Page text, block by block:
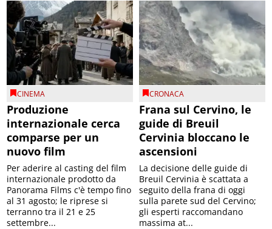
CINEMA
Produzione
internazionale cerca
comparse per un
nuovo film
Per aderire al casting del film
internazionale prodotto da
Panorama Films c'è tempo fino
al 31 agosto; le riprese si
terranno tra il 21 e 25
settembre...
CRONACA
Frana sul Cervino, le
guide di Breuil
Cervinia bloccano le
ascensioni
La decisione delle guide di
Breuil Cervinia è scattata a
seguito della frana di oggi
sulla parete sud del Cervino;
gli esperti raccomandano
massima at...